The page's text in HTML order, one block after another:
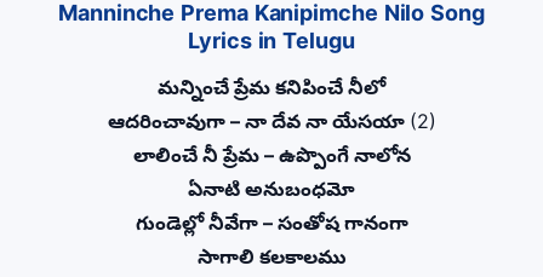
Manninche Prema Kanipimche Nilo Song
Lyrics in Telugu
మన్నించే ప్రేమ కనిపించే నీలో
ఆదరించావుగా – నా దేవ నా యేసయా (2)
లాలించే నీ ప్రేమ – ఉప్పొంగే నాలోన
ఏనాటి అనుబంధమో
గుండెల్లో నీవేగా – సంతోష గానంగా
సాగాలి కలకాలము